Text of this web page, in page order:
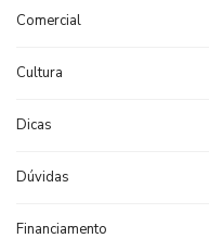
Comercial
Cultura
Dicas
Dúvidas
Financiamento